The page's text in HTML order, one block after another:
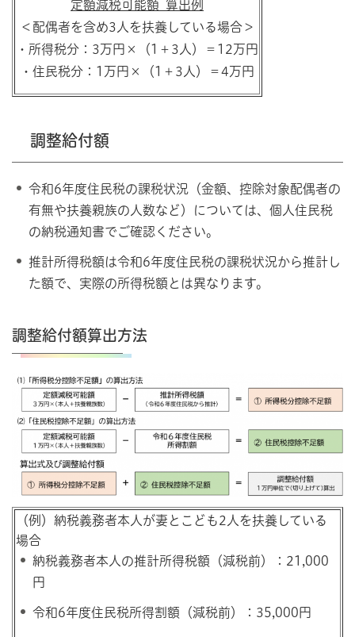
定額減税可能額_算出例
＜配偶者を含め3人を扶養している場合＞
・所得税分：3万円×（1＋3人）＝12万円
・住民税分：1万円×（1＋3人）＝4万円
調整給付額
令和6年度住民税の課税状況（金額、控除対象配偶者の
有無や扶養親族の人数など）については、個人住民税
の納税通知書でご確認ください。
推計所得税額は令和6年度住民税の課税状況から推計し
た額で、実際の所得税額とは異なります。
調整給付額算出方法
（例）納税義務者本人が妻とこども2人を扶養している
場合
納税義務者本人の推計所得税額（減税前）：21,000
円
令和6年度住民税所得割額（減税前）：35,000円